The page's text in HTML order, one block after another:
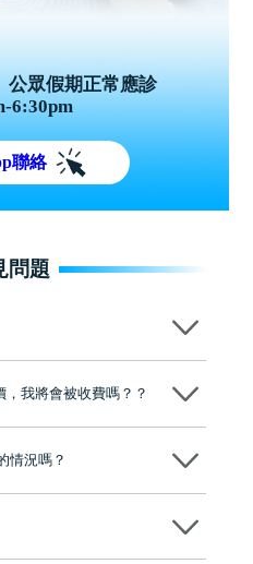
公眾假期正常應診
6:30pm
聯絡
問題
是諾貝爾種植系統全球放心植牙中
顧客，受到粵港澳大灣區及周邊城
都可以隨時預約免費咨詢，讓人十
我將會被收費嗎？？
情況嗎？
收取費用，而匯率會及時告知客人